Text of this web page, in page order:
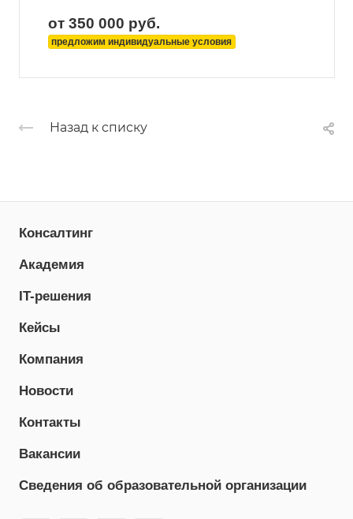
от 350 000 руб.
предложим индивидуальные условия
Назад к списку
Консалтинг
Академия
IT-решения
Кейсы
Компания
Новости
Контакты
Вакансии
Сведения об образовательной организации